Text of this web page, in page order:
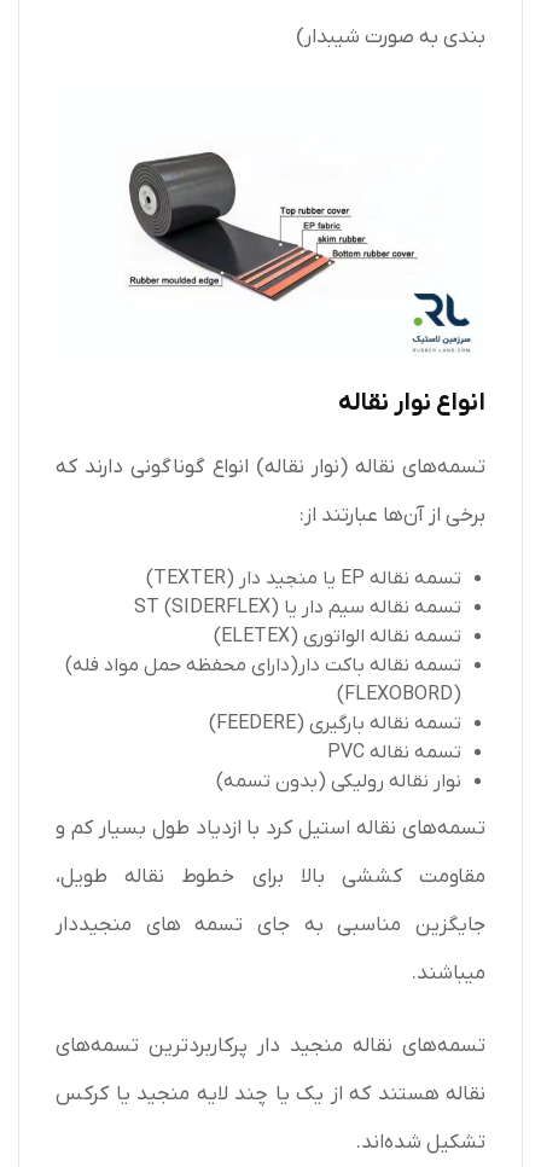
بندی به صورت شیبدار)
انواع نوار نقاله
تسمه‌های نقاله (نوار نقاله) انواع گوناگونی دارند که
برخی از آن‌ها عبارتند از:
تسمه‌ نقاله EP یا منجید دار (TEXTER)
تسمه‌ نقاله سیم دار یا ST (SIDERFLEX)
تسمه‌ نقاله الواتوری (ELETEX)
تسمه‌ نقاله باکت دار(دارای محفظه حمل مواد فله)
(FLEXOBORD)
تسمه نقاله بارگیری (FEEDERE)
تسمه نقاله PVC
نوار نقاله رولیکی (بدون تسمه)
تسمه‌های نقاله استیل کرد با ازدیاد طول بسیار کم و
مقاومت کششی بالا برای خطوط نقاله طویل،
جایگزین مناسبی به جای تسمه های منجیددار
میباشند.
تسمه‌های نقاله منجید دار پرکاربردترین تسمه‌های
نقاله هستند که از یک یا چند لایه منجید یا کرکس
تشکیل شده‌اند.